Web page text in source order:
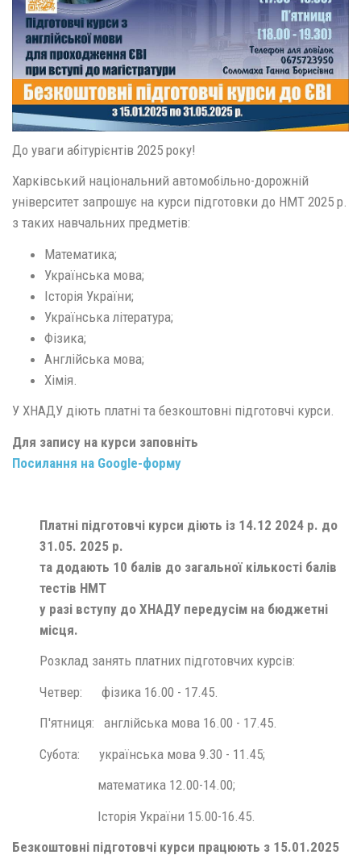
До уваги абітурієнтів 2025 року!
Харківський національний автомобільно-дорожній
університет запрошує на курси підготовки до НМТ 2025 р.
з таких навчальних предметів:
Математика;
Українська мова;
Історія України;
Українська література;
Фізика;
Англійська мова;
Хімія.
У ХНАДУ діють платні та безкоштовні підготовчі курси.
Для запису на курси заповніть
Посилання на Google-форму
Платні підготовчі курси діють із 14.12 2024 р. до
31.05. 2025 р.
та додають 10 балів до загальної кількості балів
тестів НМТ
у разі вступу до ХНАДУ передусім на бюджетні
місця.
Розклад занять платних підготовчих курсів:
Четвер: фізика 16.00 - 17.45.
П'ятниця: англійська мова 16.00 - 17.45.
Субота: українська мова 9.30 - 11.45;
математика 12.00-14.00;
Історія України 15.00-16.45.
Безкоштовні підготовчі курси працюють з 15.01.2025